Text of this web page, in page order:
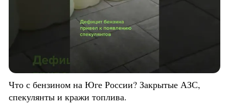
Что с бензином на Юге России? Закрытые АЗС,
спекулянты и кражи топлива.